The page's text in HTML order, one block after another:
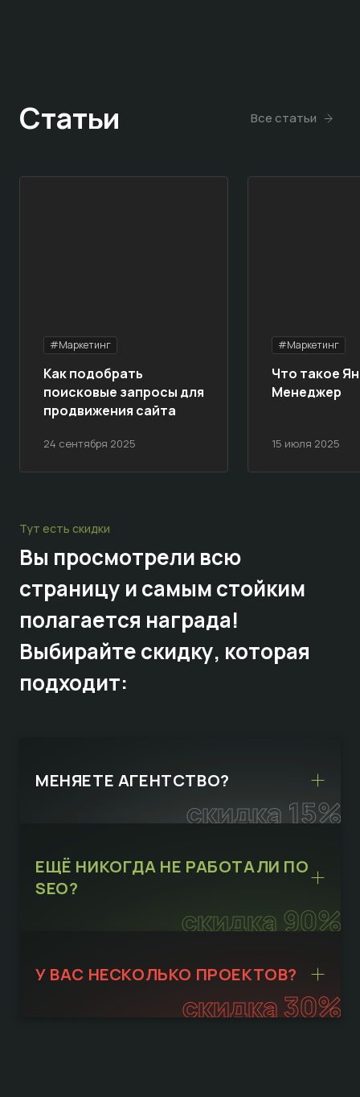
Статьи Все статьи
#Маркетинг
24 сентября 2025
Как подобрать
поисковые запросы для
продвижения сайта
#Маркетинг
15 июля 2025
Что такое
Менеджер
Тут есть скидки
Вы просмотрели всю
страницу и самым стойким
полагается награда!
Выбирайтескидку, которая
подходит:
скидка 15%
МЕНЯЕТЕ АГЕНТСТВО?
скидка 90%
ЕЩЁ НИКОГДА НЕ РАБОТАЛИ ПО
SEO?
скидка 30%
У ВАС НЕСКОЛЬКО ПРОЕКТОВ?